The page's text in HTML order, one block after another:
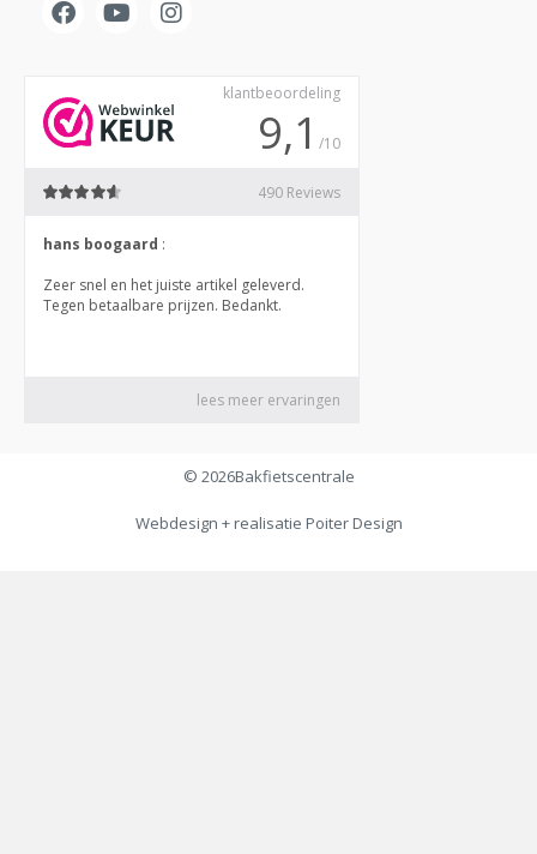
© 2026Bakfietscentrale
Webdesign + realisatie Poiter Design